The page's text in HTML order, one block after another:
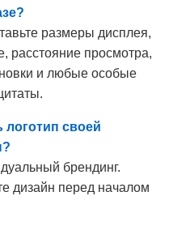
размеры дисплея,
расстояние просмотра,
и любые особые
логотип своей
брендинг.
дизайн перед началом